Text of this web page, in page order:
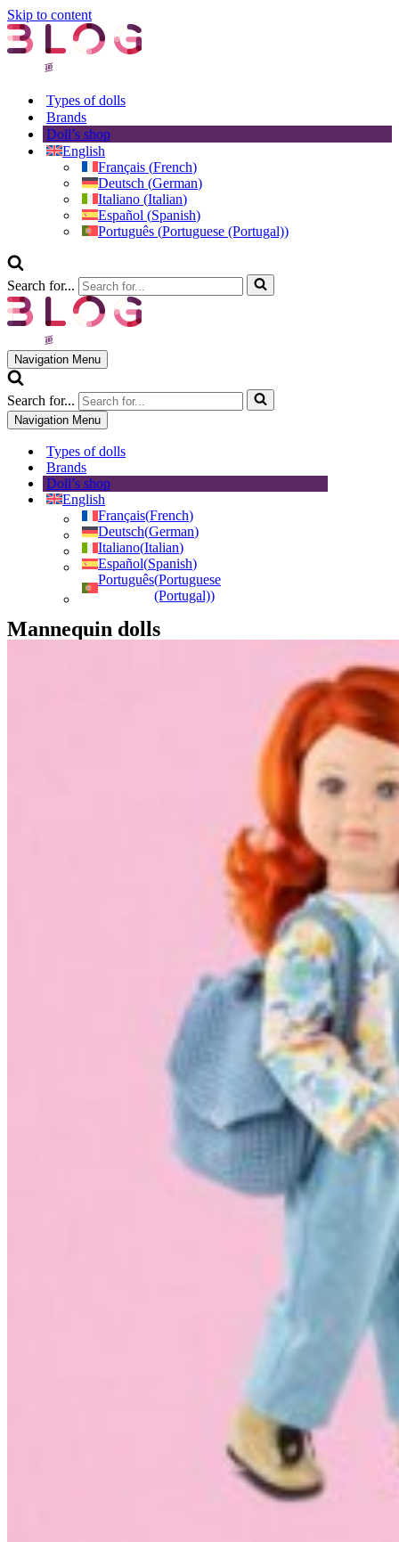
Skip to content
Types of dolls
Brands
Doll’s shop
English
Français (French)
Deutsch (German)
Italiano (Italian)
Español (Spanish)
Português (Portuguese (Portugal))
Search for...
Navigation Menu
Search for...
Navigation Menu
Types of dolls
Brands
Doll’s shop
English
Français(French)
Deutsch(German)
Italiano(Italian)
Español(Spanish)
Português(Portuguese
(Portugal))
Mannequin dolls